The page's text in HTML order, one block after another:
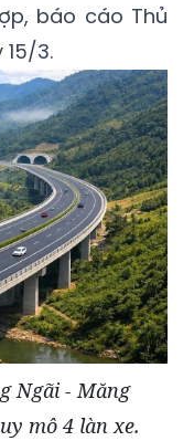
báo cáo Thủ
3.
Ngãi - Măng
mô 4 làn xe.